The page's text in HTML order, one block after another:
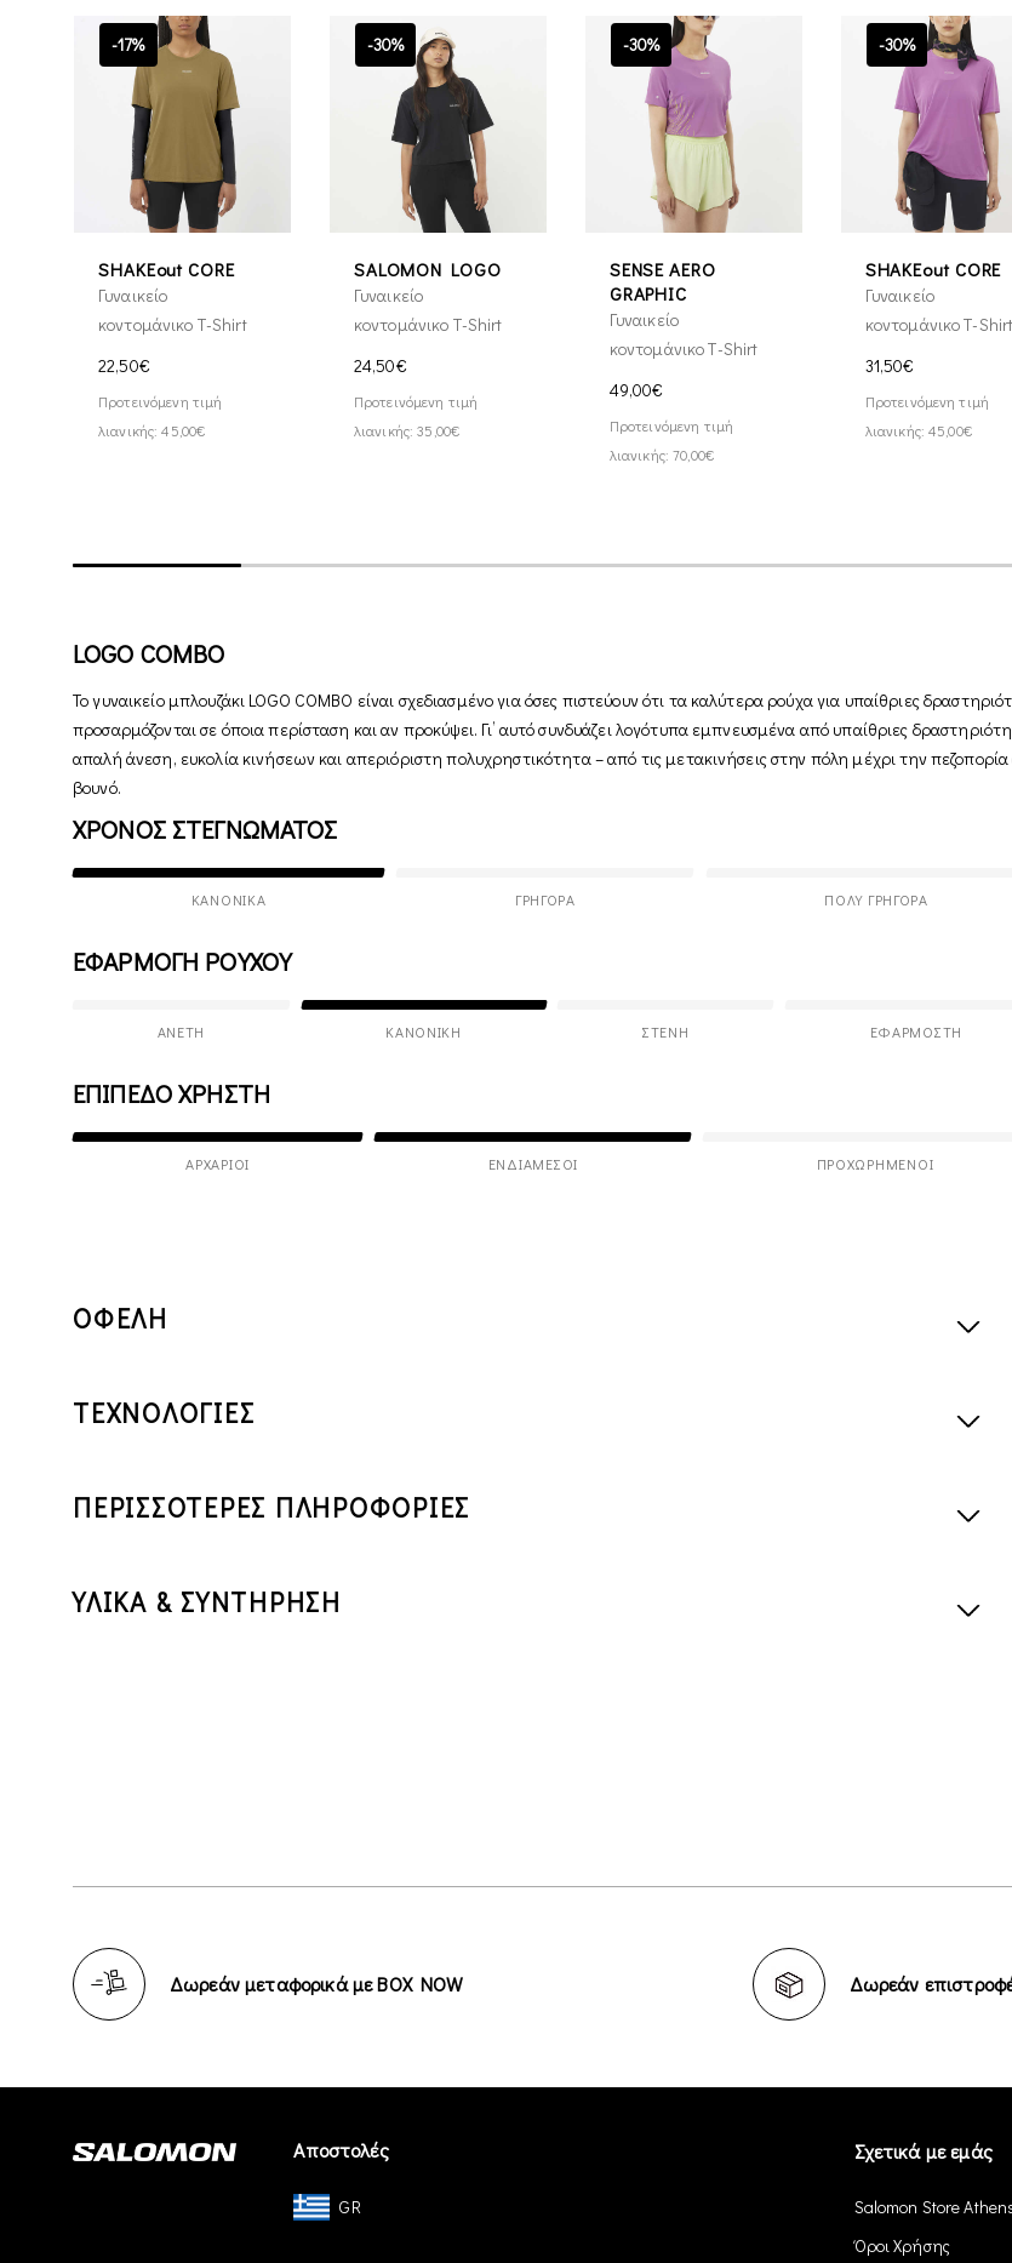
-17%
SHAKEout CORE
Γυναικείο
κοντομάνικο T-Shirt
22,50€
Προτεινόμενη τιμή
λιανικής: 45,00€
-30%
SALOMON LOGO
Γυναικείο
κοντομάνικο T-Shirt
24,50€
Προτεινόμενη τιμή
λιανικής: 35,00€
-30%
SENSE AERO
GRAPHIC
Γυναικείο
κοντομάνικο T-Shirt
49,00€
Προτεινόμενη τιμή
λιανικής: 70,00€
-30%
SHAKEout CORE
Γυναικείο
κοντομάνικο T-Shirt
31,50€
Προτεινόμενη τιμή
λιανικής: 45,00€
LOGO COMBO
Το γυναικείο μπλουζάκι LOGO COMBO είναι σχεδιασμένο για όσες πιστεύουν ότι τα καλύτερα ρούχα για υπαίθριες
προσαρμόζονται σε όποια περίσταση και αν προκύψει. Γι’ αυτό συνδυάζει λογότυπα εμπνευσμένα από υπαίθριες
απαλή άνεση, ευκολία κινήσεων και απεριόριστη πολυχρηστικότητα – από τις μετακινήσεις στην πόλη μέχρι την πεζοπορία
βουνό.
ΧΡΟΝΟΣ ΣΤΕΓΝΩΜΑΤΟΣ
ΚΑΝΟΝΙΚΆ ΓΡΉΓΟΡΑ ΠΟΛΎ ΓΡΉΓΟΡΑ
ΕΦΑΡΜΟΓΗ ΡΟΥΧΟΥ
ΆΝΕΤΗ ΚΑΝΟΝΙΚΉ ΣΤΕΝΉ ΕΦΑΡΜΟΣΤΉ
ΕΠΙΠΕΔΟ ΧΡΗΣΤΗ
ΑΡΧΆΡΙΟΙ ΕΝΔΙΆΜΕΣΟΙ ΠΡΟΧΩΡΗΜΈΝΟΙ
ΟΦΕΛΗ
ΤΕΧΝΟΛΟΓΙΕΣ
ΠΕΡΙΣΣΟΤΕΡΕΣ ΠΛΗΡΟΦΟΡΙΕΣ
ΥΛΙΚΑ & ΣΥΝΤΗΡΗΣΗ
Δωρεάν μεταφορικά με BOX NOW Δωρεάν
Αποστολές
GR
Σχετικά με εμάς
Salomon Store
Όροι Χρήσης